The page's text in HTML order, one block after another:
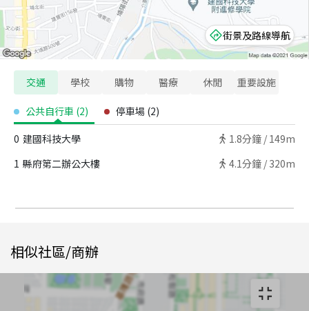
街景及路線導航
交通 學校 購物 醫療 休閒 重要設施
公共自行車 (2) 停車場 (2)
0 建國科技大學 1.8分鐘 / 149m
1 縣府第二辦公大樓 4.1分鐘 / 320m
相似社區/商辦